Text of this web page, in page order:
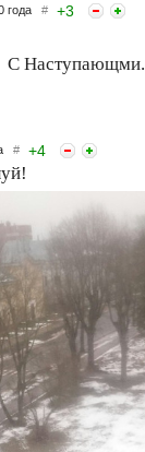
года # +3
С Наступающми.
# +4